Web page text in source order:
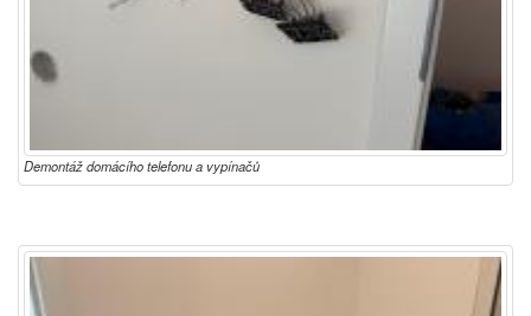
Demontáž domácího telefonu a vypínačů